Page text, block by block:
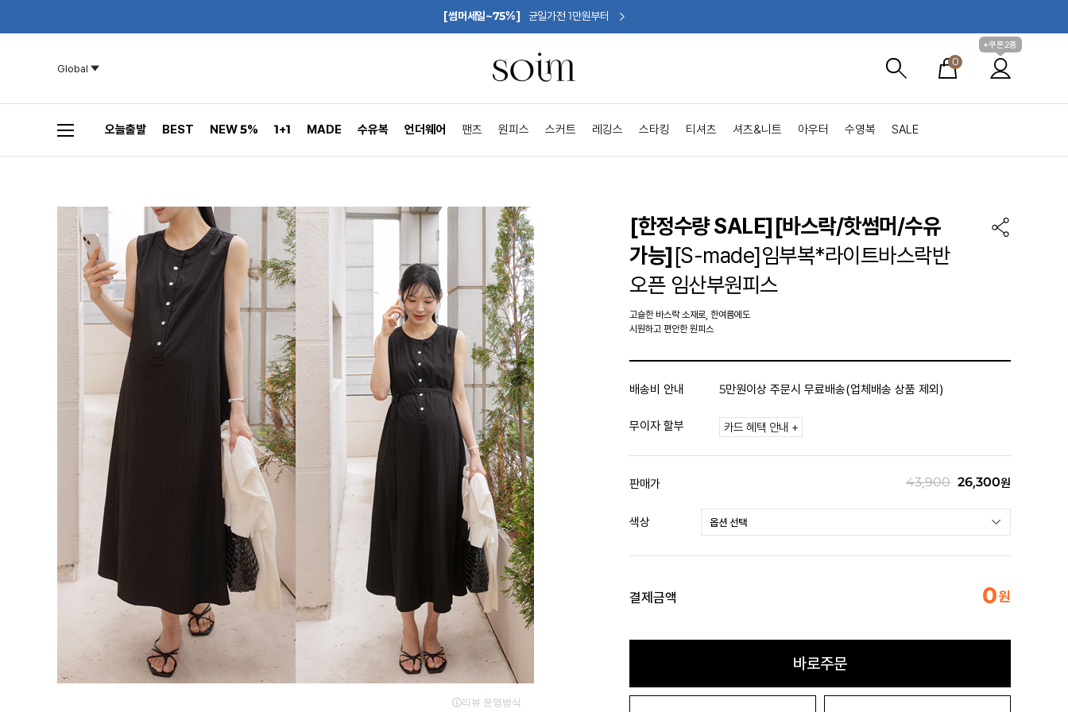
[썸머세일~75%] 균일가전 1만원부터
Global
0
+쿠폰2종
오늘출발 BEST NEW 5% 1+1 MADE 수유복 언더웨어 팬츠 원피스 스커트 레깅스 스타킹 티셔츠 셔츠&니트 아우터 수영복 SALE
[한정수량 SALE][바스락/핫썸머/수유
가능][S-made]임부복*라이트바스락반
오픈 임산부원피스
고슬한 바스락 소재로, 한여름에도
시원하고 편안한 원피스
배송비 안내 5만원이상 주문시 무료배송(업체배송 상품 제외)
무이자 할부 카드 혜택 안내 +
판매가 43,900 26,300원
색상
결제금액 0원
바로주문